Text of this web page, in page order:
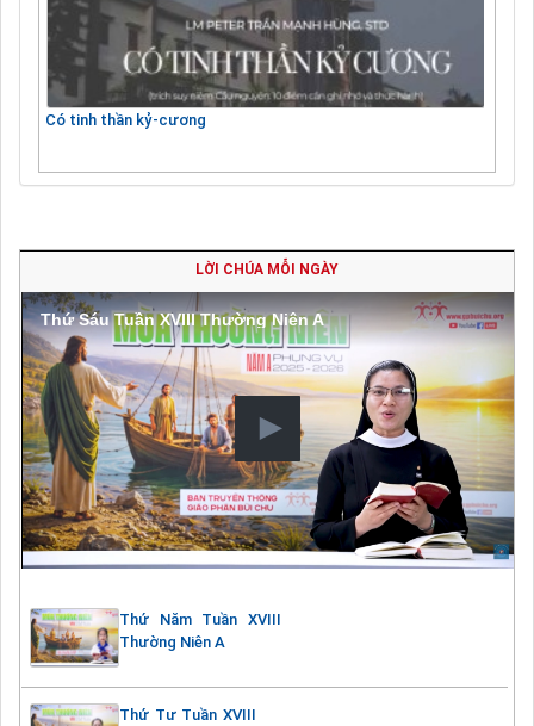
Có tinh thần kỷ-cương
LỜI CHÚA MỖI NGÀY
Thứ Sáu Tuần XVIII Thường Niên A
Thứ Năm Tuần XVIII
Thường Niên A
Thứ Tư Tuần XVIII